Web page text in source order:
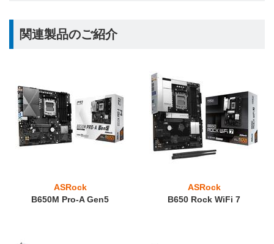
関連製品のご紹介
ASRock
B650M Pro-A Gen5
ASRock
B650 Rock WiFi 7